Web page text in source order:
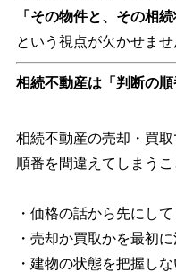
「その物件と、その相
という視点が欠かせませ
相続不動産は「判断の
相続不動産の売却・買取
順番を間違えてしまうこ
・価格の話から先にして
・売却か買取かを最初
・建物の状態を把握し